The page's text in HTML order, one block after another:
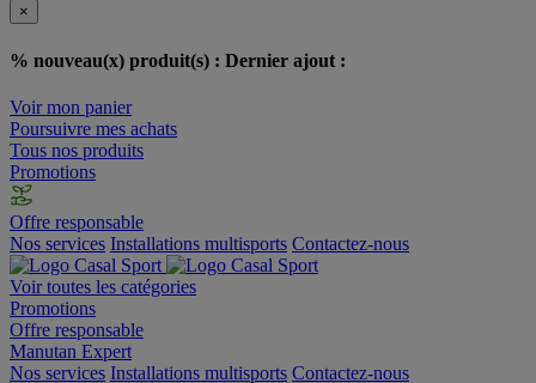
×
% nouveau(x) produit(s) : Dernier ajout :
Voir mon panier
Poursuivre mes achats
Tous nos produits
Promotions
Offre responsable
Nos services Installations multisports Contactez-nous
Voir toutes les catégories
Promotions
Offre responsable
Manutan Expert
Nos services Installations multisports Contactez-nous